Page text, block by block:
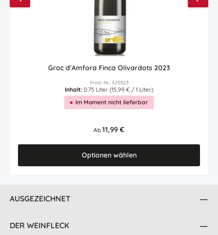
Groc d'Amfora Finca Olivardots 2023
Prod.-Nr.: 420323
Inhalt: 0.75 Liter (15,99 € / 1 Liter)
Im Moment nicht lieferbar
Regulärer Preis:
Ab 11,99 €
Optionen wählen
AUSGEZEICHNET
DER WEINFLECK